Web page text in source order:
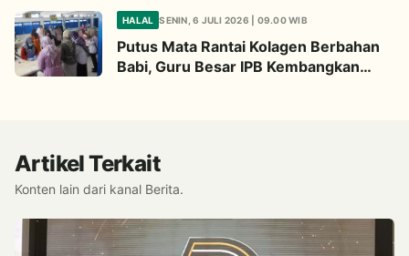
HALAL SENIN, 6 JULI 2026 | 09.00 WIB
Putus Mata Rantai Kolagen Berbahan
Babi, Guru Besar IPB Kembangkan
Artikel Terkait
Konten lain dari kanal Berita.